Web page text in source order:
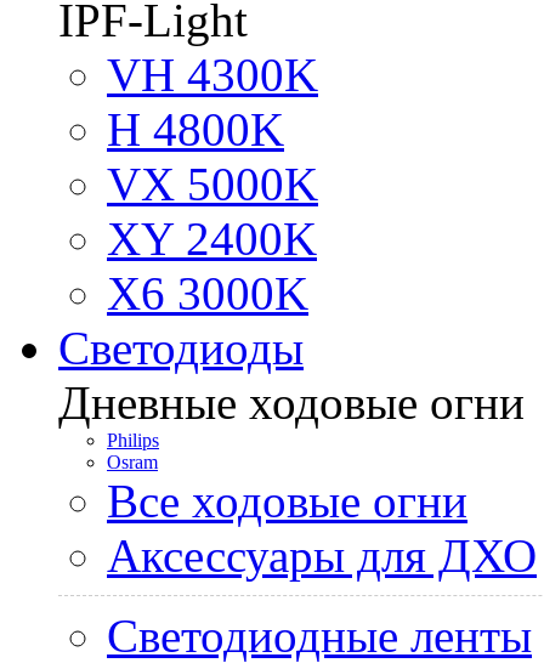
IPF-Light
VH 4300K
H 4800K
VX 5000K
XY 2400K
X6 3000K
Светодиоды
Дневные ходовые огни
Philips
Osram
Все ходовые огни
Аксессуары для ДХО
Светодиодные ленты